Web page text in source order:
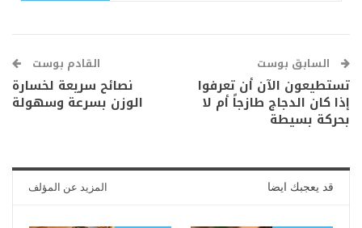
السابق بوست
تستطيعون الآن أن تعرفوا
إذا كان الدجاج طازجاً أم لا
بحركة بسيطة
القادم بوست
نصائح سريعة لخسارة
الوزن بسرعة وسهولة
قد يعجبك ايضا المزيد عن المؤلف